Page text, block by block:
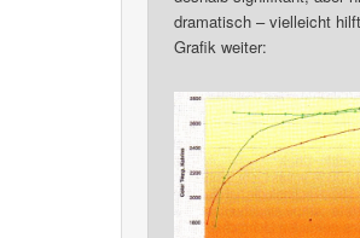
dramatisch – vielleicht
Grafik weiter: